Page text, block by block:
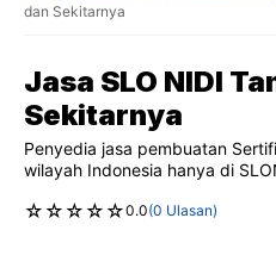
dan Sekitarnya
Jasa SLO NIDI
Sekitarnya
Penyedia jasa pembuatan
wilayah Indonesia hanya di
☆ ☆ ☆ ☆ ☆0.0(0 Ulasan)